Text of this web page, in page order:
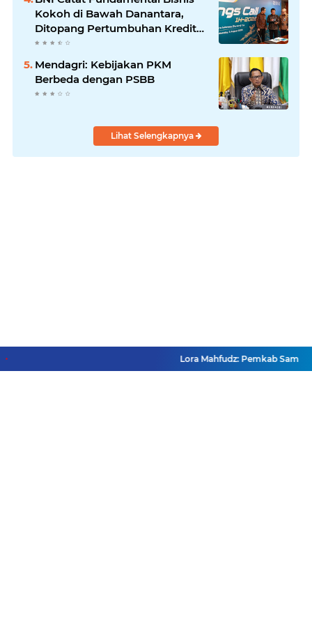
Kokoh di Bawah Danantara,
Ditopang Pertumbuhan Kredit
dan Kualitas Aset
Mendagri: Kebijakan PKM
Berbeda dengan PSBB
Lihat Selengkapnya
Lora Mahfudz: Pemkab